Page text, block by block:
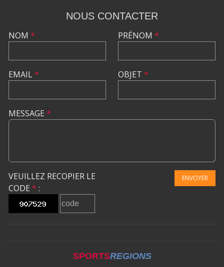
NOUS CONTACTER
NOM *
EMAIL*
PRÉNOM *
OBJET *
MESSAGE *
VEUILLEZ RECOPIER LE
CODE * :
ENVOYER
SPORTSREGIONS